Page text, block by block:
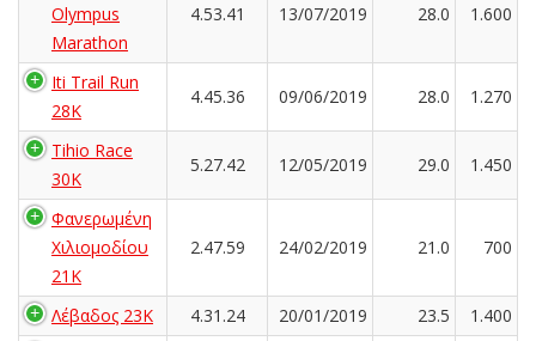
Olympus
Marathon
4.53.41 13/07/2019 28.0 1.600
Iti Trail Run
28K
4.45.36 09/06/2019 28.0 1.270
Tihio Race
30K
5.27.42 12/05/2019 29.0 1.450
Φανερωμένη
Χιλιομοδίου
21Κ
2.47.59 24/02/2019 21.0 700
Λέβαδος 23Κ 4.31.24 20/01/2019 23.5
1.400